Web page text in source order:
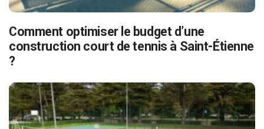
Comment optimiser le budget d’une
construction court de tennis à Saint-Étienne
?